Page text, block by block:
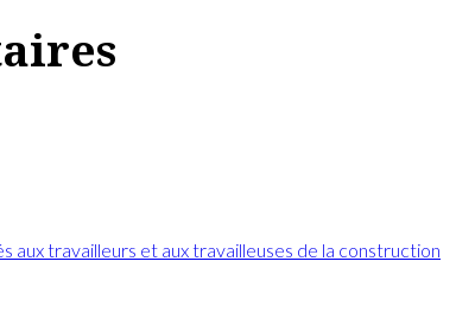
aux travailleurs et aux travailleuses de la construction